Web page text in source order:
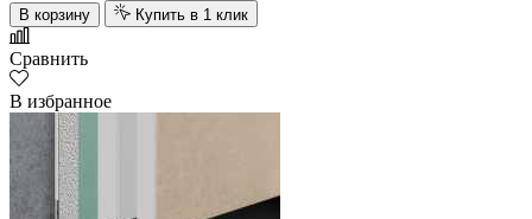
В корзину Купить в 1 клик
Сравнить
В избранное